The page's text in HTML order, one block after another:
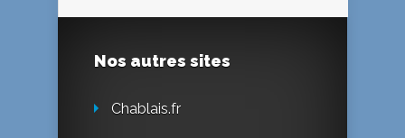
Nos autres sites
Chablais.fr